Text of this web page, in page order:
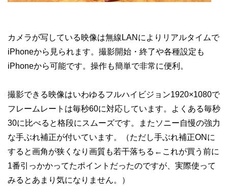
カメラが写している映像は無線LANによりリアルタイムで
iPhoneから見られます。撮影開始・終了や各種設定も
iPhoneから可能です。操作も簡単で非常に便利。
撮影できる映像はいわゆるフルハイビジョン1920×1080で
フレームレートは毎秒60に対応しています。よくある毎秒
30に比べると格段にスムーズです。またソニー自慢の強力
な手ぶれ補正が付いています。（ただし手ぶれ補正ONに
すると画角が狭くなり画質も若干落ちる←これが買う前に
1番引っかかってたポイントだったのですが、実際使って
みるとあまり気になりません。）